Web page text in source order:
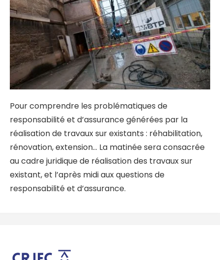
Pour comprendre les problématiques de
responsabilité et d’assurance générées par la
réalisation de travaux sur existants : réhabilitation,
rénovation, extension… La matinée sera consacrée
au cadre juridique de réalisation des travaux sur
existant, et l’après midi aux questions de
responsabilité et d’assurance.